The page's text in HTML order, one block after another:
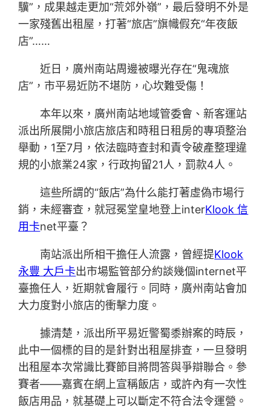
驥”，成果越走更加“荒郊外嶺”，最后發明不外是
一家殘舊出租屋，打著“旅店”旗幟假充“年夜飯
店”……
近日，廣州南站周邊被曝光存在“鬼魂旅
店”，市平易近防不堪防，心坎難受傷！
本年以來，廣州南站地域管委會、新客運站
派出所展開小旅店旅店和時租日租房的專項整治
舉動，1至7月，依法臨時查封和責令破產整理違
規的小旅業24家，行政拘留21人，罰款4人。
這些所謂的“飯店”為什么能打著虛偽市場行
銷，未經審查，就冠冕堂皇地登上interKlook 信
用卡net平臺？
南站派出所相干擔任人流露，曾經提Klook
永豐 大戶卡出市場監管部分約談幾個internet平
臺擔任人，近期就會履行。同時，廣州南站會加
大力度對小旅店的衝擊力度。
據清楚，派出所平易近警蜀黍辦案的時辰，
此中一個標的目的是針對出租屋排查，一旦發明
出租屋本次常識比賽節目將問答與爭辯聯合。參
賽者——嘉賓在網上宣稱飯店，或許內有一次性
飯店用品，就基礎上可以斷定不符合法令運營。